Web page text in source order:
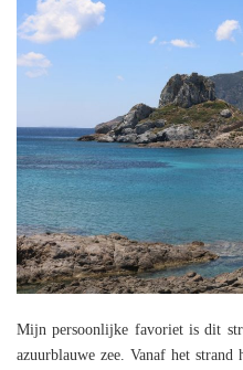
Mijn persoonlijke favoriet is dit
azuurblauwe zee. Vanaf het